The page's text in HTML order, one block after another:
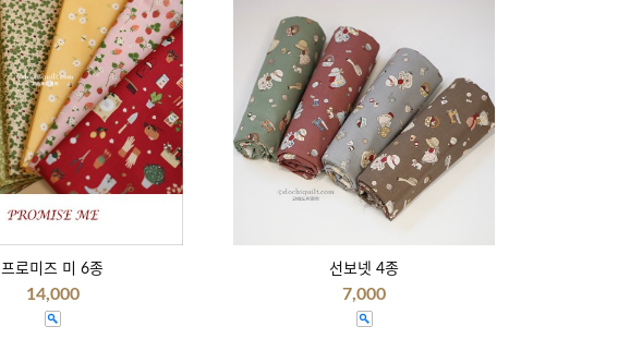
프로미즈 미 6종
14,000
선보넷 4종
7,000